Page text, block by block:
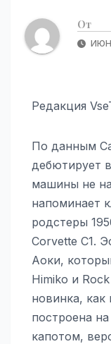
От
ИЮН
Редакция
По данным
дебютирует
машины не
напоминает
родстеры
Corvette C1.
Аоки,
Himiko и
новинка, как
построена
капотом,